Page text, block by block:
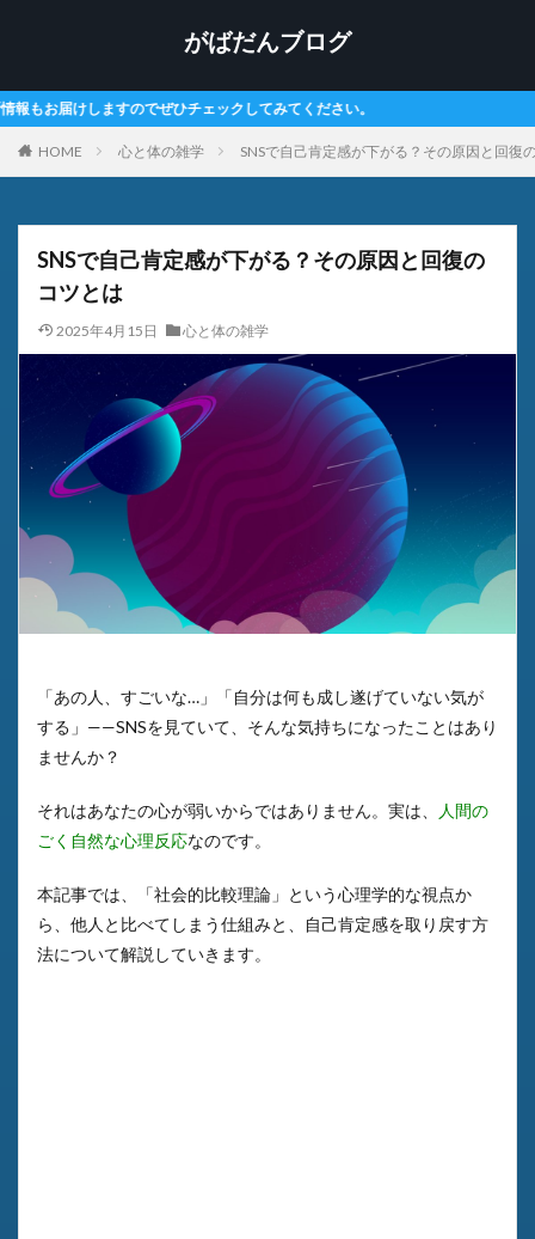
がばだんブログ
ください。
HOME 心と体の雑学 SNSで自己肯定感が下がる？その原因と回復
SNSで自己肯定感が下がる？その原因と回復の
コツとは
2025年4月15日 心と体の雑学
「あの人、すごいな…」「自分は何も成し遂げていない気が
する」——SNSを見ていて、そんな気持ちになったことはあり
ませんか？
それはあなたの心が弱いからではありません。実は、
人間の
ごく自然な心理反応なのです。
本記事では、「社会的比較理論」という心理学的な視点か
ら、他人と比べてしまう仕組みと、自己肯定感を取り戻す方
法について解説していきます。